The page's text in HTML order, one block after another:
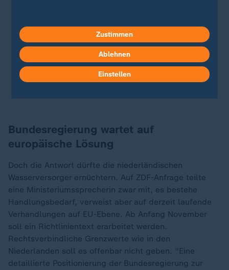
dringend bitten, auf Bundesebene
Emissionsgrenzwerte für gereinigte
Industrieabwässer festzulegen
Gerard Stroomberg, Verband der niederländischen
Bundesregierung wartet auf
europäische Lösung
Doch die Antwort dürfte die niederländischen
Wasserversorger ernüchtern. Auf ZDF-Anfrage teilte
eine Ministeriumssprecherin zwar mit, es bestehe
Handlungsbedarf, verweist aber auf derzeit laufende
Verhandlungen auf EU-Ebene. Ab Anfang November
soll ein Richtlinientext erarbeitet werden.
Rechtsverbindliche Grenzwerte wie in den
Niederlanden soll es offenbar nicht geben. "Eine
detaillierte Positionierung der Bundesregierung zur
Zustimmen
Ablehnen
Einstellen